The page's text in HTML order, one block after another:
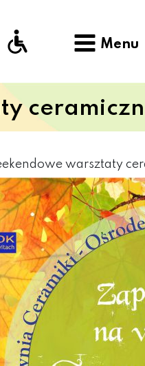
Menu
warsztaty